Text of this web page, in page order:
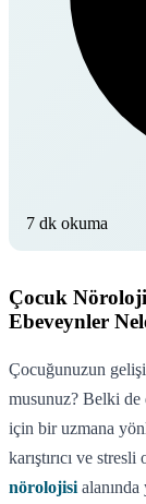
7 dk okuma
Çocuk
Ebeveynler
Çocuğunuzun
musunuz? Belki
için bir uzmana
karıştırıcı ve
nörolojisi